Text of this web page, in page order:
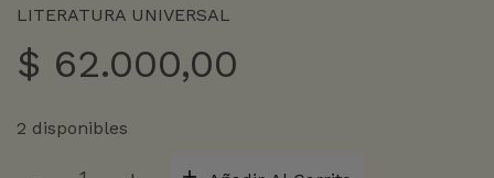
LITERATURA UNIVERSAL
$ 62.000,00
2 disponibles